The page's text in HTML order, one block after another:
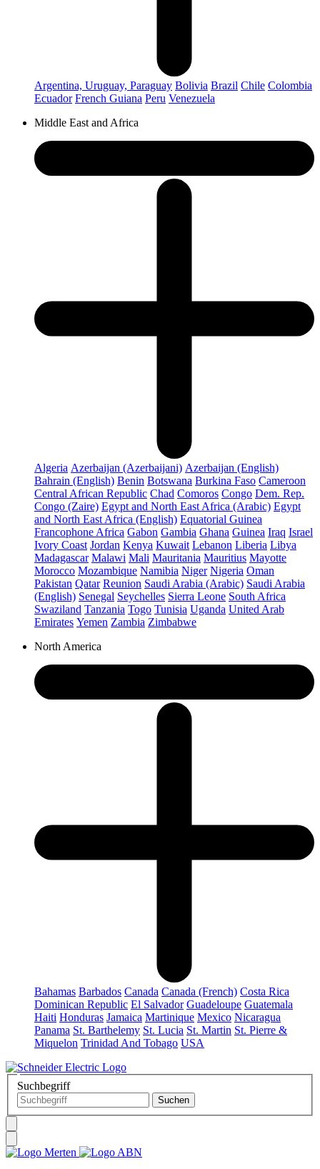
Argentina, Uruguay, Paraguay Bolivia Brazil Chile Colombia
Ecuador French Guiana Peru Venezuela
Middle East and Africa
Algeria Azerbaijan (Azerbaijani) Azerbaijan (English)
Bahrain (English) Benin Botswana Burkina Faso Cameroon
Central African Republic Chad Comoros Congo Dem. Rep.
Congo (Zaire) Egypt and North East Africa (Arabic) Egypt
and North East Africa (English) Equatorial Guinea
Francophone Africa Gabon Gambia Ghana Guinea Iraq Israel
Ivory Coast Jordan Kenya Kuwait Lebanon Liberia Libya
Madagascar Malawi Mali Mauritania Mauritius Mayotte
Morocco Mozambique Namibia Niger Nigeria Oman
Pakistan Qatar Reunion Saudi Arabia (Arabic) Saudi Arabia
(English) Senegal Seychelles Sierra Leone South Africa
Swaziland Tanzania Togo Tunisia Uganda United Arab
Emirates Yemen Zambia Zimbabwe
North America
Bahamas Barbados Canada Canada (French) Costa Rica
Dominican Republic El Salvador Guadeloupe Guatemala
Haiti Honduras Jamaica Martinique Mexico Nicaragua
Panama St. Barthelemy St. Lucia St. Martin St. Pierre &
Miquelon Trinidad And Tobago USA
Suchbegriff